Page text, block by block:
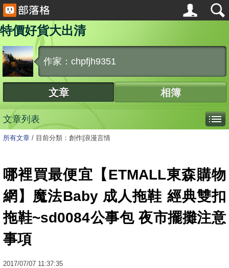
特價好貨大出清
作家：chpfjh9351
文章 相簿
文章列表
所有文章 / 目前分類：創作|浪漫言情
哪裡買最便宜【ETMALL東森購物
網】魔法Baby 成人拖鞋 經典雙扣
拖鞋~sd0084公事包 夜市擺攤注意
事項
2017/07/07 11:37:35